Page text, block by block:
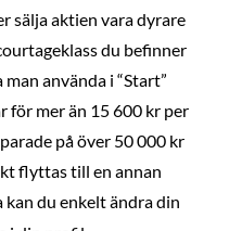
sälja aktien vara dyrare
du befinner
använda i “Start”
för mer än 15 600 kr per
på över 50 000 kr
flyttas till en annan
kan du enkelt ändra din